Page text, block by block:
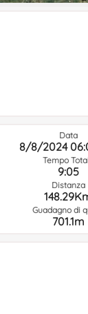
Data
8/8/2024
Tempo
9:05
Distanza
Guadagno di
701.1m